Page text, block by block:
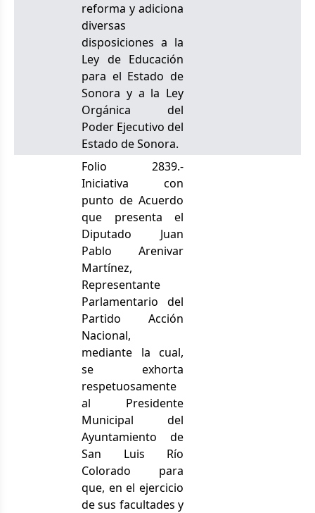
reforma y adiciona
diversas
disposiciones a la
Ley de Educación
para el Estado de
Sonora y a la Ley
Orgánica del
Poder Ejecutivo del
Estado de Sonora.
Folio 2839.-
Iniciativa con
punto de Acuerdo
que presenta el
Diputado Juan
Pablo Arenivar
Martínez,
Representante
Parlamentario del
Partido Acción
Nacional,
mediante la cual,
se exhorta
respetuosamente
al Presidente
Municipal del
Ayuntamiento de
San Luis Río
Colorado para
que, en el ejercicio
de sus facultades y